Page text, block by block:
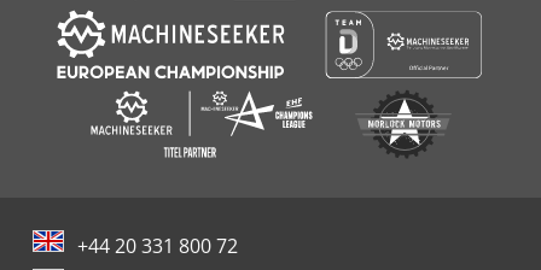
+44 20 331 800 72